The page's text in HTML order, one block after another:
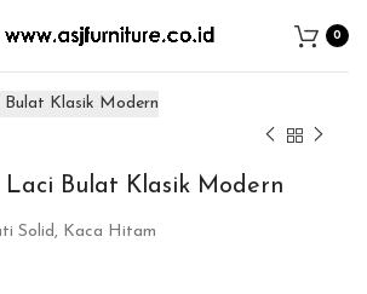
0
Laci Bulat Klasik Modern
Solid, Kaca Hitam